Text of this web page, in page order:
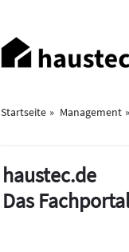
Haupt-
Navigation
Startseite Management
haustec.de
Das